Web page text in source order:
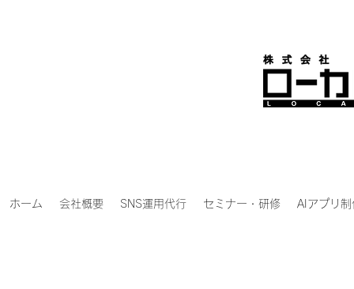
ホーム 会社概要 SNS運用代行 セミナー・研修 AIアプリ制